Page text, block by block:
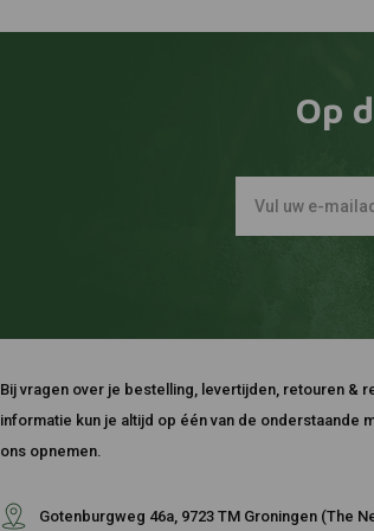
Op
Bij vragen over je bestelling, levertijden, retouren &
informatie kun je altijd op één van de onderstaande
ons opnemen.
Gotenburgweg 46a, 9723 TM Groningen (The